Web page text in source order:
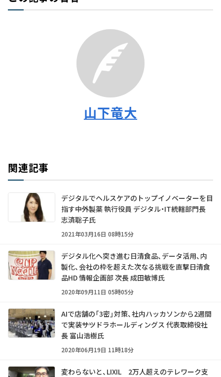
山下竜大
関連記事
デジタルでヘルスケアのトップイノベーターを目
指す――中外製薬 執行役員 デジタル・IT統轄部門長
志済聡子氏
2021年03月16日 08時15分
デジタル化へ突き進む日清食品、データ活用、内
製化、会社の枠を超えた次なる挑戦を直撃――日清食
品HD 情報企画部 次長 成田敏博氏
2020年09月11日 05時05分
AIで店舗の「3密」対策、社内ハッカソンから2週間
で実装――サツドラホールディングス 代表取締役社
長 富山浩樹氏
2020年06月19日 11時18分
変わらないと、LIXIL 2万人超えのテレワーク支